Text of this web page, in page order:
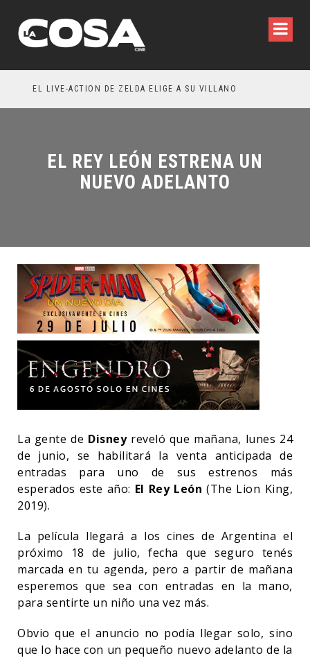
EL LIVE-ACTION DE ZELDA ELIGE A SU VILLANO
EL REY LEÓN ESTRENA UN
NUEVO ADELANTO
La gente de Disneyreveló que mañana, lunes 24
de junio, se habilitará la venta anticipada de
entradas para uno de sus estrenos más
esperados este año: El Rey León (The Lion King,
2019).
La película llegará a los cines de Argentina el
próximo 18 de julio, fecha que seguro tenés
marcada en tu agenda, pero a partir de mañana
esperemos que sea con entradas en la mano,
para sentirte un niño una vez más.
Obvio que el anuncio no podía llegar solo, sino
que lo hace con un pequeño nuevo adelanto de la